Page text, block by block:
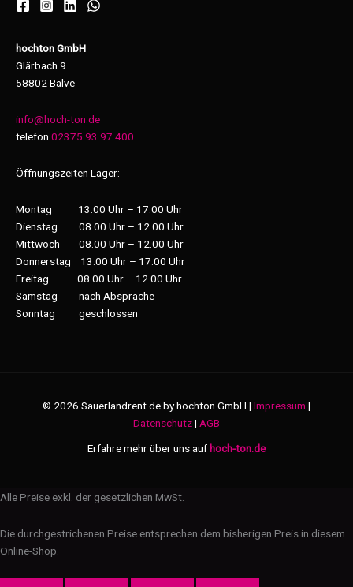
hochton GmbH
Glärbach 9
58802 Balve
info@hoch-ton.de
telefon 02375 93 97 400
Öffnungszeiten Lager:
Montag 13.00 Uhr – 17.00 Uhr
Dienstag 08.00 Uhr – 12.00 Uhr
Mittwoch 08.00 Uhr – 12.00 Uhr
Donnerstag 13.00 Uhr – 17.00 Uhr
Freitag 08.00 Uhr – 12.00 Uhr
Samstag nach Absprache
Sonntag geschlossen
© 2026 Sauerlandrent.de by hochton GmbH | Impressum |
Datenschutz| AGB
Erfahre mehr über uns auf hoch-ton.de
Alle Preise exkl. der gesetzlichen MwSt.
Die durchgestrichenen Preise entsprechen dem bisherigen Preis in diesem
Online-Shop.